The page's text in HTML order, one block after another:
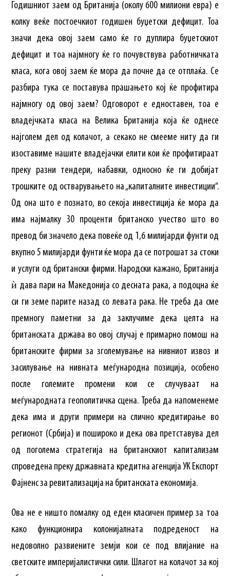
Годишниот заем од Британија (околу 600 милиони евра) е
колку веќе постоечкиот годишен буџетски дефицит. Тоа
значи дека овој заем само ќе го дуплира буџетскиот
дефицит и тоа најмногу ќе го почувствува работничката
класа, кога овој заем ќе мора да почне да се отплаќа. Се
разбира тука се поставува прашањето кој ќе профитира
најмногу од овој заем? Одговорот е едноставен, тоа е
владејчката класа на Велика Британија која ќе однесе
најголем дел од колачот, а секако не смееме ниту да ги
изоставиме нашите владејачки елити кои ќе профитираат
преку разни тендери, набавки, односно ќе ги добијат
трошките од остварувањето на „капиталните инвестиции“.
Од она што е познато, во секоја инвестиција ќе мора да
има најмалку 30 проценти британско учество што во
превод би значело дека повеќе од 1,6 милијарди фунти од
вкупно 5 милијарди фунти ќе мора да се потрошат за стоки
и услуги од британски фирми. Народски кажано, Британија
ѝ дава пари на Македонија со десната рака, а подоцна ќе
си ги земе парите назад со левата рака. Не треба да сме
премногу паметни за да заклучиме дека целта на
британската држава во овој случај е примарно помош на
британските фирми за зголемување на нивниот извоз и
засилување на нивната меѓународна позиција, особено
после големите промени кои се случуваат на
меѓународната геополитичка сцена. Треба да напоменеме
дека има и други примери на слично кредитирање во
регионот (Србија) и пошироко и дека ова претставува дел
од поголема стратегија на британскиот капитализам
спроведена преку државната кредитна агенција УК Експорт
Фајненс за ревитализација на британската економија.
Ова не е ништо помалку од еден класичен пример за тоа
како функционира колонијалната подреденост на
недоволно развиените земји кои се под влијание на
светските империјалистички сили. Шлагот на колачот за кој